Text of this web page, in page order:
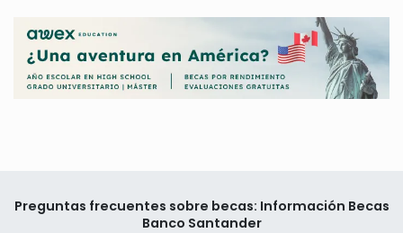
Preguntas frecuentes sobre becas: Información Becas
Banco Santander